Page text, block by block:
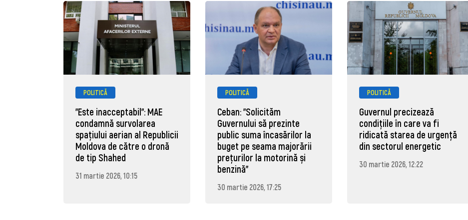
POLITICĂ
"Este inacceptabil": MAE
condamnă survolarea
spațiului aerian al Republicii
Moldova de către o dronă
de tip Shahed
31 martie 2026, 10:15
POLITICĂ
Ceban: "Solicităm
Guvernului să prezinte
public suma încasărilor la
buget pe seama majorării
prețurilor la motorină și
benzină"
30 martie 2026, 17:25
POLITICĂ
Guvernul precizează
condițiile în care va fi
ridicată starea de urgență
din sectorul energetic
30 martie 2026, 12:22